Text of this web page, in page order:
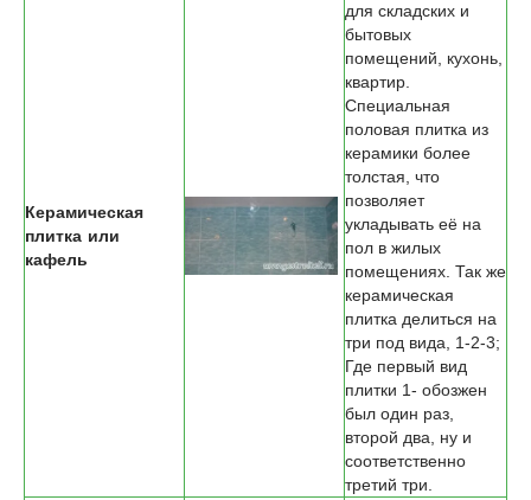
Керамическая
плитка или
кафель
для складских и
бытовых
помещений, кухонь,
квартир.
Специальная
половая плитка из
керамики более
толстая, что
позволяет
укладывать её на
пол в жилых
помещениях. Так же
керамическая
плитка делиться на
три под вида, 1-2-3;
Где первый вид
плитки 1- обозжен
был один раз,
второй два, ну и
соответственно
третий три.